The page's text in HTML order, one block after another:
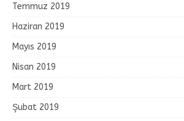
Temmuz 2019
Haziran 2019
Mayıs 2019
Nisan 2019
Mart 2019
Şubat 2019